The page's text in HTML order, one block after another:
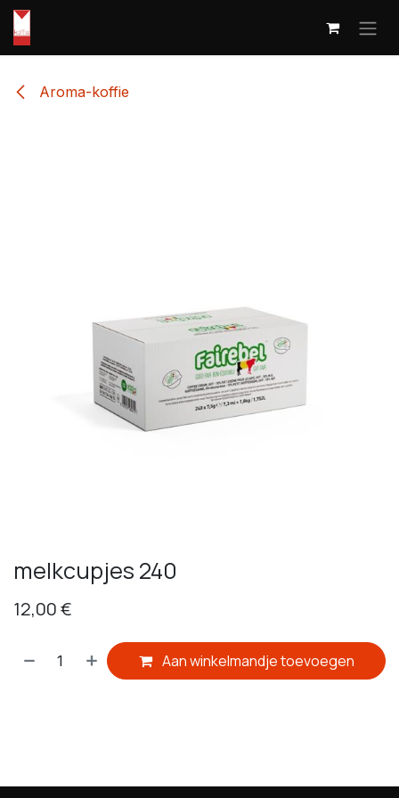
Overslaan naar inhoud
Aroma-koffie
melkcupjes 240
12,00€
Aan winkelmandje toevoegen